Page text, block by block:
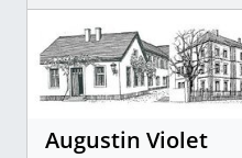
Augustin Violet